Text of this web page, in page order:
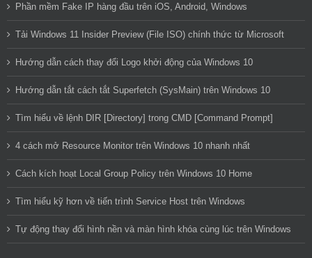
Phần mềm Fake IP hàng đầu trên iOS, Android, Windows
Tải Windows 11 Insider Preview (File ISO) chính thức từ Microsoft
Hướng dẫn cách thay đổi Logo khởi động của Windows 10
Hướng dẫn tắt cách tắt Superfetch (SysMain) trên Windows 10
Tìm hiểu về lệnh DIR [Directory] trong CMD [Command Prompt]
4 cách mở Resource Monitor trên Windows 10 nhanh nhất
Cách kích hoạt Local Group Policy trên Windows 10 Home
Tìm hiểu kỹ hơn về tiến trình Service Host trên Windows
Tự động thay đổi hình nền và màn hình khóa cùng lúc trên Windows